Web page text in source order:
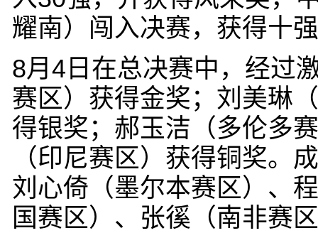
耀南）闯入决赛，获得十
8月4日在总决赛中，经过
赛区）获得金奖；刘美琳
得银奖；郝玉洁（多伦多
（印尼赛区）获得铜奖。
刘心倚（墨尔本赛区）、
国赛区）、张徯（南非赛